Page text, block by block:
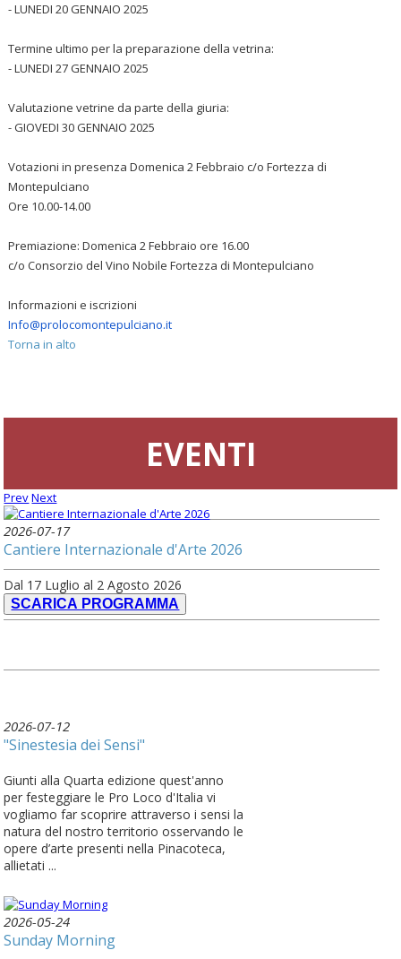
- LUNEDI 20 GENNAIO 2025
Termine ultimo per la preparazione della vetrina:
- LUNEDI 27 GENNAIO 2025
Valutazione vetrine da parte della giuria:
- GIOVEDI 30 GENNAIO 2025
Votazioni in presenza Domenica 2 Febbraio c/o Fortezza di
Montepulciano
Ore 10.00-14.00
Premiazione: Domenica 2 Febbraio ore 16.00
c/o Consorzio del Vino Nobile Fortezza di Montepulciano
Informazioni e iscrizioni
Info@prolocomontepulciano.it
Torna in alto
EVENTI
PrevNext
2026-07-17
Cantiere Internazionale d'Arte 2026
Dal 17 Luglio al 2 Agosto 2026
SCARICA PROGRAMMA
2026-07-12
"Sinestesia dei Sensi"
Giunti alla Quarta edizione quest'anno
per festeggiare le Pro Loco d'Italia vi
vogliamo far scoprire attraverso i sensi la
natura del nostro territorio osservando le
opere d’arte presenti nella Pinacoteca,
allietati ...
2026-05-24
Sunday Morning